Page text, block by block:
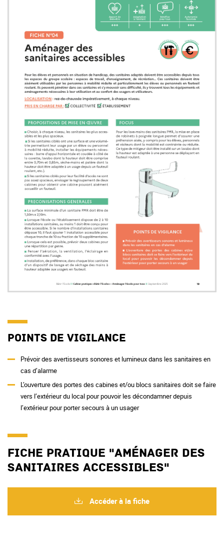
Points de vigilance
Prévoir des avertisseurs sonores et lumineux dans les sanitaires en
cas d’alarme
L’ouverture des portes des cabines et/ou blocs sanitaires doit se faire
vers l’extérieur du local pour pouvoir les décondamner depuis
l’extérieur pour porter secours à un usager
Fiche pratique "Aménager des
sanitaires accessibles"
Accéder à la fiche